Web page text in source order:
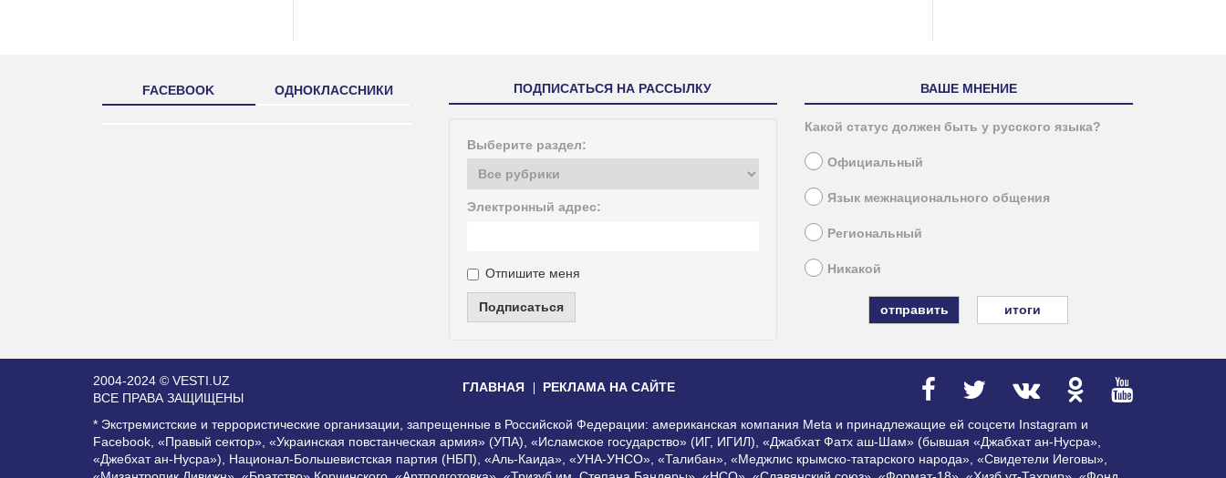
FACEBOOK ОДНОКЛАССНИКИ ПОДПИСАТЬСЯ НА РАССЫЛКУ
Выберите раздел:
Электронный адрес:
Отпишите меня
Подписаться
ВАШЕ МНЕНИЕ
Какой статус должен быть у русского языка?
Официальный
Язык межнационального общения
Региональный
Никакой
итоги
2004-2024 © VESTI.UZ
ВСЕ ПРАВА ЗАЩИЩЕНЫ
ГЛАВНАЯ РЕКЛАМА НА САЙТЕ
* Экстремистские и террористические организации, запрещенные в Российской Федерации: американская компания Meta и принадлежащие ей соцсети Instagram и
Facebook, «Правый сектор», «Украинская повстанческая армия» (УПА), «Исламское государство» (ИГ, ИГИЛ), «Джабхат Фатх аш-Шам» (бывшая «Джабхат ан-Нусра»,
«Джебхат ан-Нусра»), Национал-Большевистская партия (НБП), «Аль-Каида», «УНА-УНСО», «Талибан», «Меджлис крымско-татарского народа», «Свидетели Иеговы»,